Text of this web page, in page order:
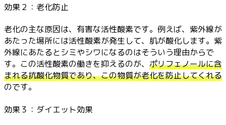
効果２：老化防止
老化の主な原因は、有害な活性酸素です。例えば、紫外線が
あたった場所には活性酸素が発生して、肌が酸化します。紫
外線にあたるとシミやシワになるのはそういう理由からで
す。この活性酸素の働きを抑えるのが、 ポリフェノールに含
まれる抗酸化物質であり、この物質が老化を防止してくれる
のです。
効果３：ダイエット効果